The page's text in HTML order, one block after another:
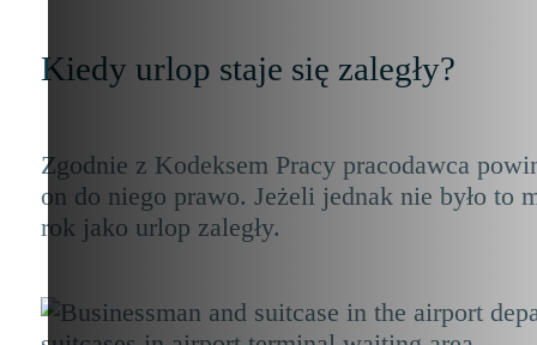
Kiedy urlop staje się zaległy?
Zgodnie z Kodeksem Pracy pracodawca
on do niego prawo. Jeżeli jednak nie było
rok jako urlop zaległy.